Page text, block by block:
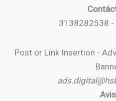
3138282538
Post or Link Insertion -